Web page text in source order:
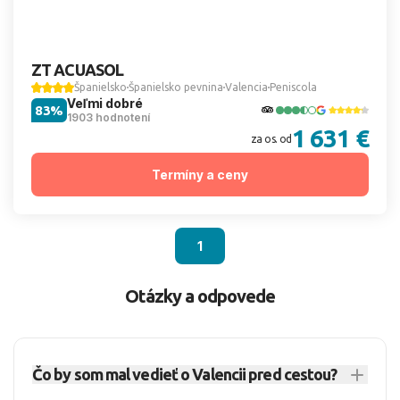
ZT ACUASOL
Španielsko Španielsko pevnina Valencia Peniscola
Veľmi dobré
1903 hodnotení
83%
za os. od 1 631 €
Termíny a ceny
1
Otázky a odpovede
Čo by som mal vedieť o Valencii pred cestou?